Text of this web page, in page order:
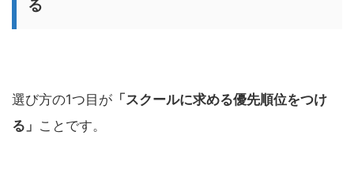
る
選び方の1つ目が 「スクールに求める優先順位をつけ
る」 ことです。